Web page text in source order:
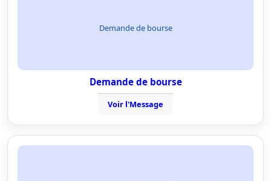
Demande de bourse
Demande de bourse
Voir l'Message